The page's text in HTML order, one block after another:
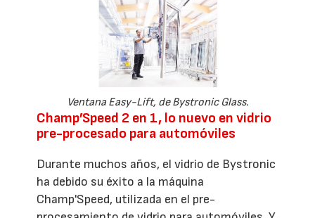
Ventana Easy-Lift, de Bystronic Glass.
Champ’Speed 2 en 1, lo nuevo en vidrio
pre-procesado para automóviles
Durante muchos años, el vidrio de Bystronic
ha debido su éxito a la máquina
Champ'Speed, utilizada en el pre-